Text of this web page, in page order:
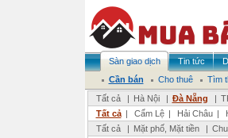
Sàn giao dịch Tin tức
Cần bán
Cho thuê
Tìm
Tất cả
| Hà Nội | Đà Nẵng |
Tất cả | Cẩm Lệ | Hải Châu |
Tất cả
| Mặt phố, Mặt tiền |